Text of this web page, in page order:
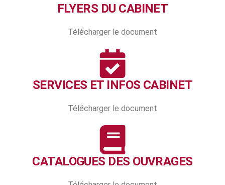
FLYERS DU CABINET
Télécharger le document
SERVICES ET INFOS CABINET
Télécharger le document
CATALOGUES DES OUVRAGES